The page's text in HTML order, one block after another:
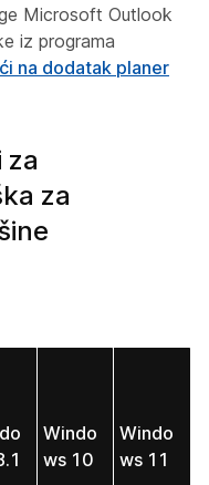
Microsoft Outlook
iz programa
na dodatak planer
za
za
Windo
ws 10
Windo
ws 11